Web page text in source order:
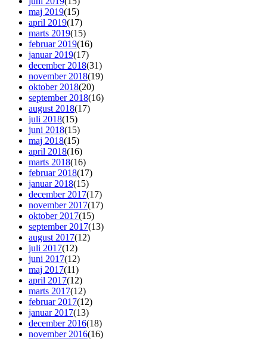
maj 2019(15)
april 2019(17)
marts 2019(15)
februar 2019(16)
januar 2019(17)
december 2018(31)
november 2018(19)
oktober 2018(20)
september 2018(16)
august 2018(17)
juli 2018(15)
juni 2018(15)
maj 2018(15)
april 2018(16)
marts 2018(16)
februar 2018(17)
januar 2018(15)
december 2017(17)
november 2017(17)
oktober 2017(15)
september 2017(13)
august 2017(12)
juli 2017(12)
juni 2017(12)
maj 2017(11)
april 2017(12)
marts 2017(12)
februar 2017(12)
januar 2017(13)
december 2016(18)
november 2016(16)